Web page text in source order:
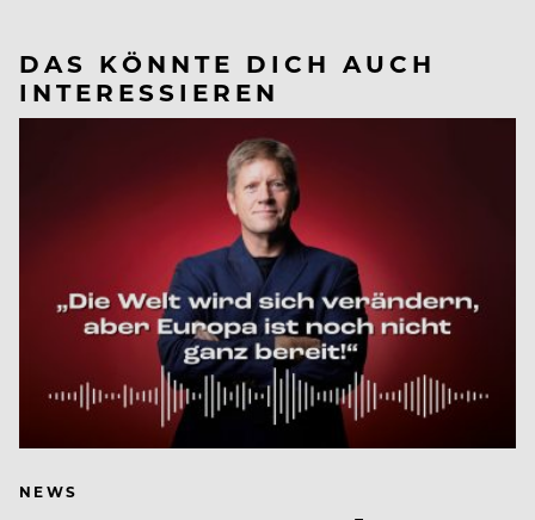
DAS KÖNNTE DICH AUCH
INTERESSIEREN
NEWS